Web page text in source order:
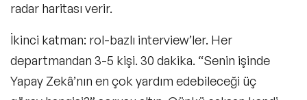
radar haritası verir.
İkinci katman: rol-bazlı interview’ler. Her
departmandan 3-5 kişi. 30 dakika. “Senin işinde
Yapay Zekâ’nın en çok yardım edebileceği üç